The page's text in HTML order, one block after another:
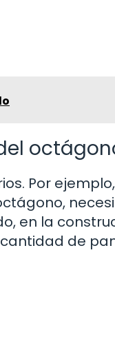
Por
en la
de